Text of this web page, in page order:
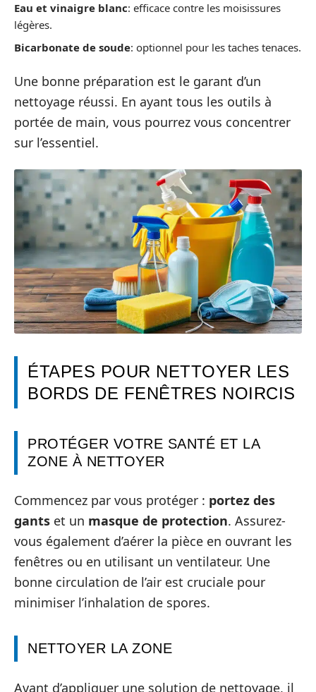
Eau et vinaigre blanc: efficace contre les moisissures
légères.
Bicarbonate de soude: optionnel pour les taches tenaces.
Une bonne préparation est le garant d’un
nettoyage réussi. En ayant tous les outils à
portée de main, vous pourrez vous concentrer
sur l’essentiel.
ÉTAPES POUR NETTOYER LES
BORDS DE FENÊTRES NOIRCIS
PROTÉGER VOTRE SANTÉ ET LA
ZONE À NETTOYER
Commencez par vous protéger : portez des
gants et un masque de protection. Assurez-
vous également d’aérer la pièce en ouvrant les
fenêtres ou en utilisant un ventilateur. Une
bonne circulation de l’air est cruciale pour
minimiser l’inhalation de spores.
NETTOYER LA ZONE
Avant d’appliquer une solution de nettoyage, il